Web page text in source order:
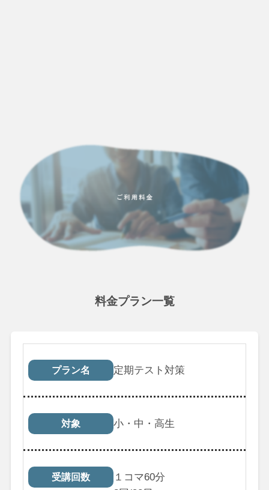
料金プラン一覧
プラン名 対象 受講回数
プラン名 定期テスト対策
対象 小・中・高生
受講回数
１コマ60分